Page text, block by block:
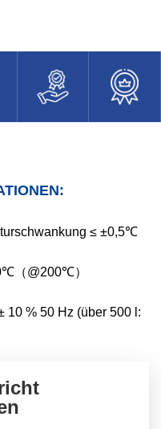
≤ ±0,5℃
（@200℃）
10 % 50 Hz (über 500 l: